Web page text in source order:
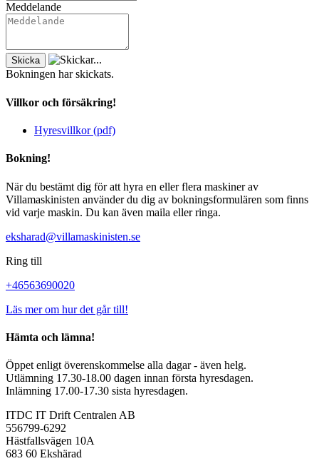
Meddelande
Skicka
Bokningen har skickats.
Villkor och försäkring!
Hyresvillkor (pdf)
Bokning!
När du bestämt dig för att hyra en eller flera maskiner av
Villamaskinisten använder du dig av bokningsformulären som finns
vid varje maskin. Du kan även maila eller ringa.
eksharad@villamaskinisten.se
Ring till
+46563690020
Läs mer om hur det går till!
Hämta och lämna!
Öppet enligt överenskommelse alla dagar - även helg.
Utlämning 17.30-18.00 dagen innan första hyresdagen.
Inlämning 17.00-17.30 sista hyresdagen.
ITDC IT Drift Centralen AB
556799-6292
Hästfallsvägen 10A
683 60 Ekshärad